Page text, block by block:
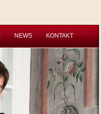
NEWS KONTAKT